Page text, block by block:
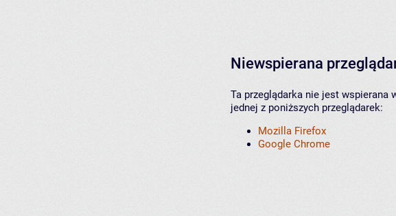
Niewspierana
Ta przeglądarka nie jest wspierana
jednej z poniższych przeglądarek:
Mozilla Firefox
Google Chrome